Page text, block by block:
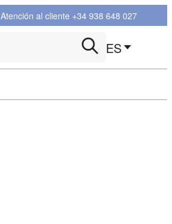
Atención al cliente +34 938 648 027
ES